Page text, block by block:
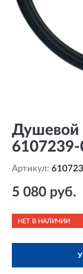
Душевой
Артикул:
5 080 руб.
НЕТ В НАЛИЧИИ